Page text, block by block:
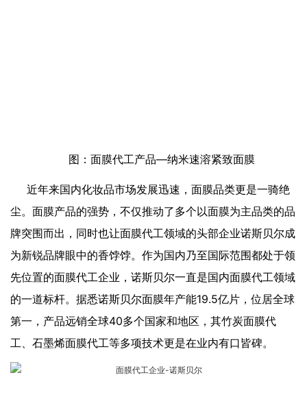
图：面膜代工产品—纳米速溶紧致面膜
近年来国内化妆品市场发展迅速，面膜品类更是一骑绝
尘。面膜产品的强势，不仅推动了多个以面膜为主品类的品
牌突围而出，同时也让面膜代工领域的头部企业诺斯贝尔成
为新锐品牌眼中的香饽饽。作为国内乃至国际范围都处于领
先位置的面膜代工企业，诺斯贝尔一直是国内面膜代工领域
的一道标杆。据悉诺斯贝尔面膜年产能19.5亿片，位居全球
第一，产品远销全球40多个国家和地区，其竹炭面膜代
工、石墨烯面膜代工等多项技术更是在业内有口皆碑。